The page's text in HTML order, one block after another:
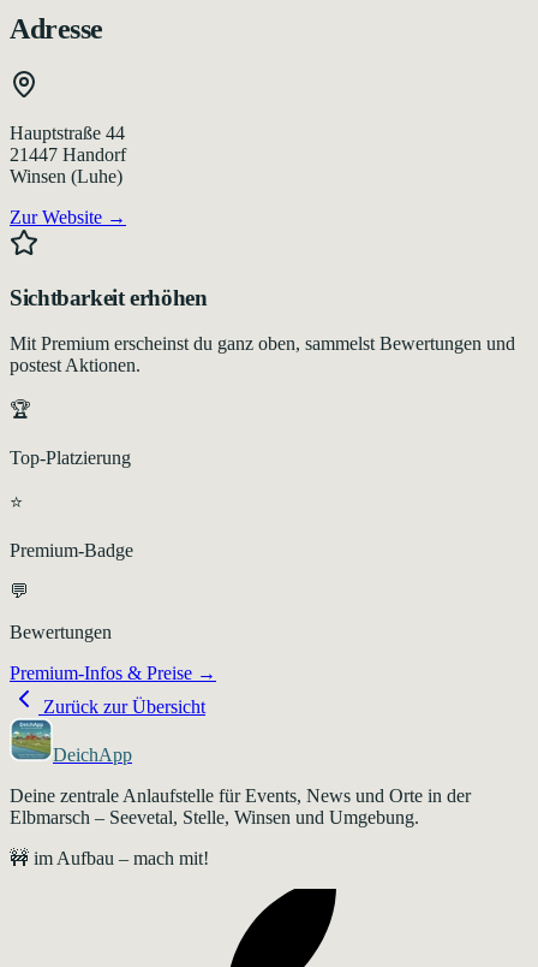
Adresse
Hauptstraße 44
21447 Handorf
Winsen (Luhe)
Zur Website →
Sichtbarkeit erhöhen
Mit Premium erscheinst du ganz oben, sammelst Bewertungen und
postest Aktionen.
🏆
Top-Platzierung
⭐
Premium-Badge
💬
Bewertungen
Premium-Infos & Preise →
Zurück zur Übersicht
DeichApp
Deine zentrale Anlaufstelle für Events, News und Orte in der
Elbmarsch – Seevetal, Stelle, Winsen und Umgebung.
🚧 im Aufbau – mach mit!